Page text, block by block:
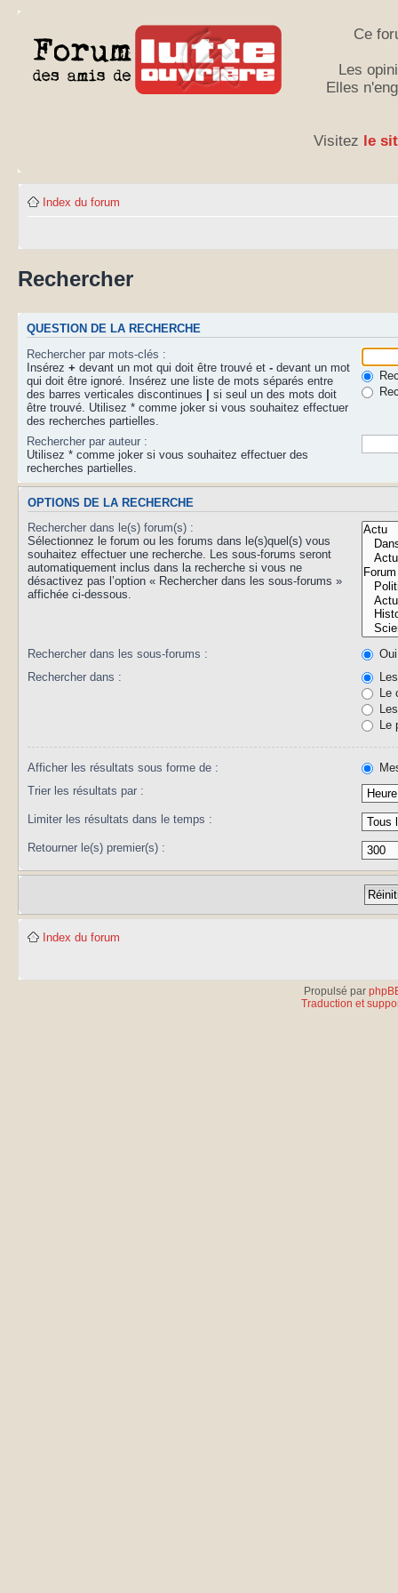
Ce
Les
Elles
Visitez le
Index du forum
Rechercher
QUESTION DE LA RECHERCHE
Rechercher par mots-clés :
Insérez + devant un mot qui doit être trouvé et - devant un mot
qui doit être ignoré. Insérez une liste de mots séparés entre
des barres verticales discontinues
si seul un des mots doit
être trouvé. Utilisez * comme joker si vous souhaitez effectuer
des recherches partielles.
Rechercher par auteur :
Utilisez * comme joker si vous souhaitez effectuer des
recherches partielles.
OPTIONS DE LA RECHERCHE
Rechercher dans le(s) forum(s) :
Sélectionnez le forum ou les forums dans le(s)quel(s) vous
souhaitez effectuer une recherche. Les sous-forums seront
automatiquement inclus dans la recherche si vous ne
désactivez pas l’option « Rechercher dans les sous-forums »
affichée ci-dessous.
Rechercher dans les sous-forums :
Oui
Rechercher dans :
Le
Le
Afficher les résultats sous forme de :
Trier les résultats par :
Limiter les résultats dans le temps :
Retourner le(s) premier(s) :
Index du forum
Propulsé par
Traduction et